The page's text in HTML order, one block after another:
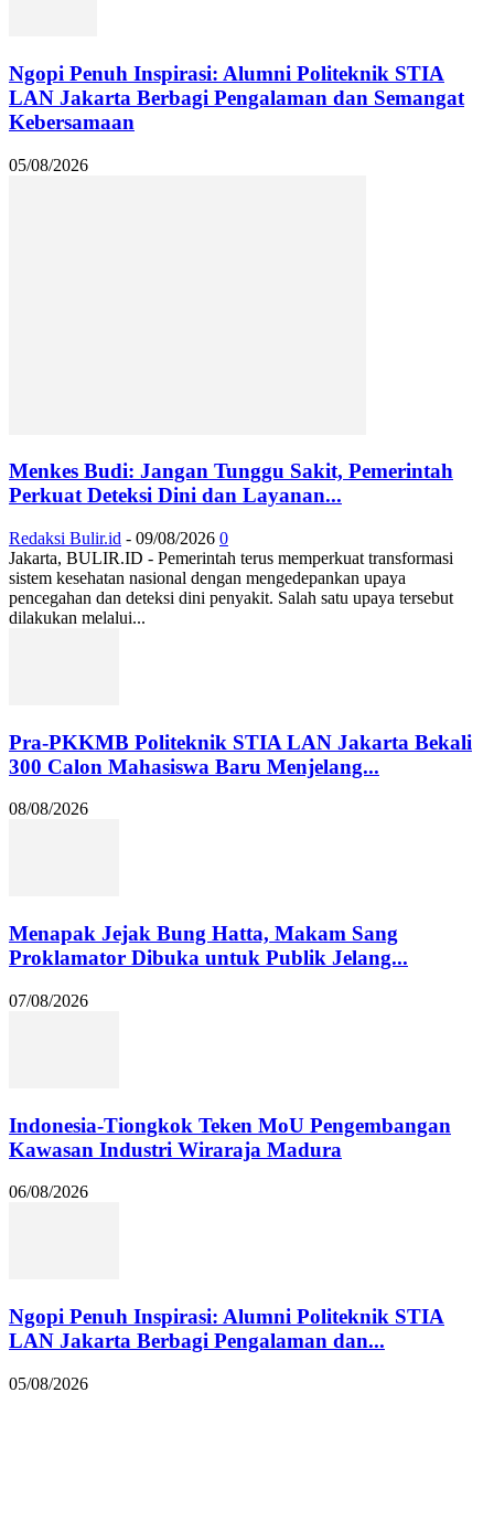
Ngopi Penuh Inspirasi: Alumni Politeknik STIA
LAN Jakarta Berbagi Pengalaman dan Semangat
Kebersamaan
05/08/2026
Menkes Budi: Jangan Tunggu Sakit, Pemerintah
Perkuat Deteksi Dini dan Layanan...
Redaksi Bulir.id - 09/08/2026 0
Jakarta, BULIR.ID - Pemerintah terus memperkuat transformasi
sistem kesehatan nasional dengan mengedepankan upaya
pencegahan dan deteksi dini penyakit. Salah satu upaya tersebut
dilakukan melalui...
Pra-PKKMB Politeknik STIA LAN Jakarta Bekali
300 Calon Mahasiswa Baru Menjelang...
08/08/2026
Menapak Jejak Bung Hatta, Makam Sang
Proklamator Dibuka untuk Publik Jelang...
07/08/2026
Indonesia-Tiongkok Teken MoU Pengembangan
Kawasan Industri Wiraraja Madura
06/08/2026
Ngopi Penuh Inspirasi: Alumni Politeknik STIA
LAN Jakarta Berbagi Pengalaman dan...
05/08/2026